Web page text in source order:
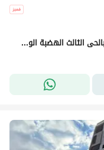
استلام فورى بالعداد شقة 155م بأرقى موقع بالحى الثالث الهضبة الوسطى المقطم